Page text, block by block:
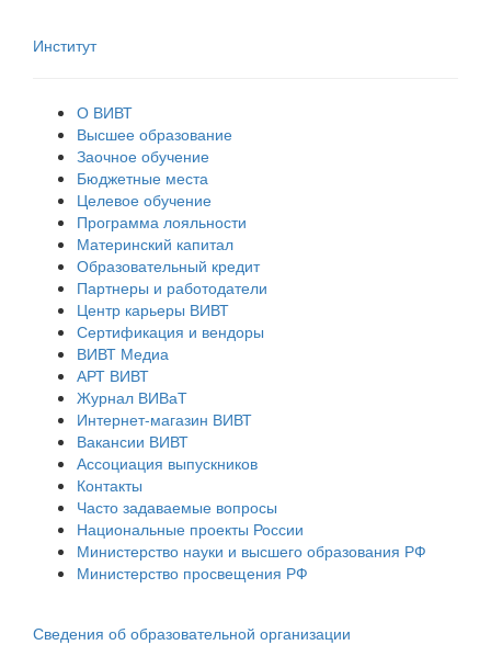
Институт
О ВИВТ
Высшее образование
Заочное обучение
Бюджетные места
Целевое обучение
Программа лояльности
Материнский капитал
Образовательный кредит
Партнеры и работодатели
Центр карьеры ВИВТ
Сертификация и вендоры
ВИВТ Медиа
АРТ ВИВТ
Журнал ВИВаТ
Интернет-магазин ВИВТ
Вакансии ВИВТ
Ассоциация выпускников
Контакты
Часто задаваемые вопросы
Национальные проекты России
Министерство науки и высшего образования РФ
Министерство просвещения РФ
Сведения об образовательной организации